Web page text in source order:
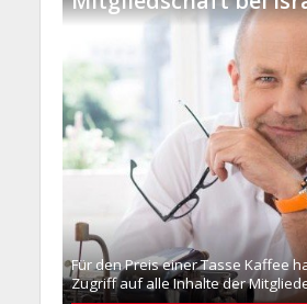
Für den Preis einer Tasse Kaffee
Zugriff auf alle Inhalte der